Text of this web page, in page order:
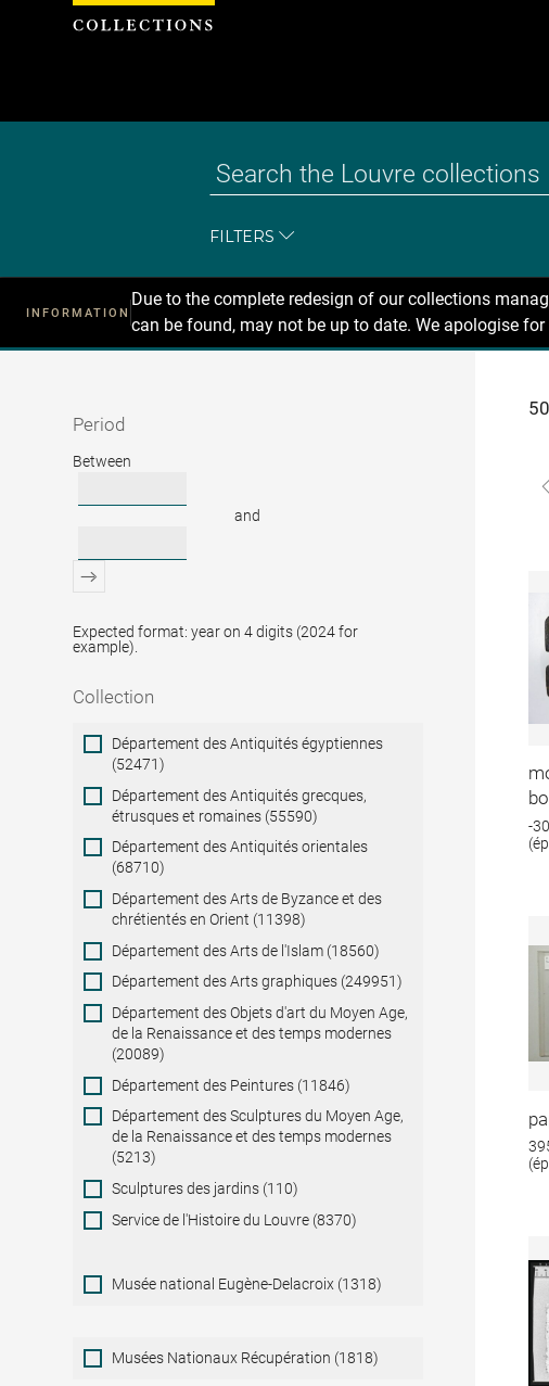
FILTERS
INFORMATION
Due to the complete redesign of our collections
can be found, may not be up to date. We apologise
Recherche
Period
Period
Between
and
Expected format: year on 4 digits (2024 for
example).
Collection
Collection
Département des Antiquités égyptiennes
(52471)
Département des Antiquités grecques,
étrusques et romaines (55590)
Département des Antiquités orientales
(68710)
Département des Arts de Byzance et des
chrétientés en Orient (11398)
Département des Arts de l'Islam (18560)
Département des Arts graphiques (249951)
Département des Objets d'art du Moyen Age,
de la Renaissance et des temps modernes
(20089)
Département des Peintures (11846)
Département des Sculptures du Moyen Age,
de la Renaissance et des temps modernes
(5213)
Sculptures des jardins (110)
Service de l'Histoire du Louvre (8370)
Musée national Eugène-Delacroix (1318)
Musées
Nationaux
Musées Nationaux Récupération (1818)
-
Cookies management panel